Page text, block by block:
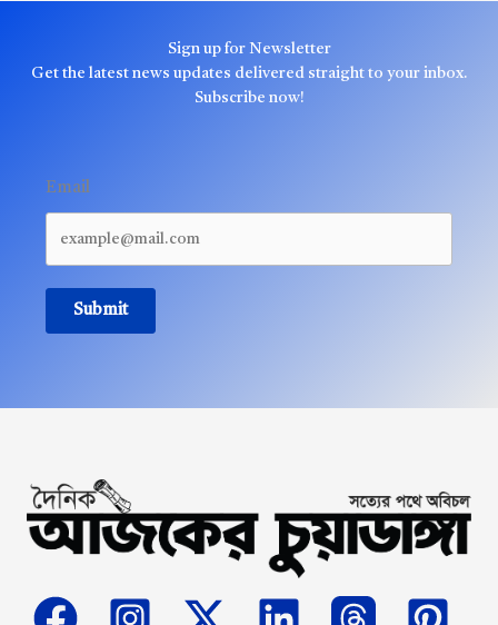
Sign up for Newsletter
Get the latest news updates delivered straight to your inbox.
Subscribe now!
Email
Submit